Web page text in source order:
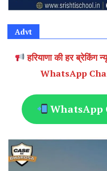
Advt
हरियाणा की हर ब्रेकिंग
WhatsApp
WhatsApp